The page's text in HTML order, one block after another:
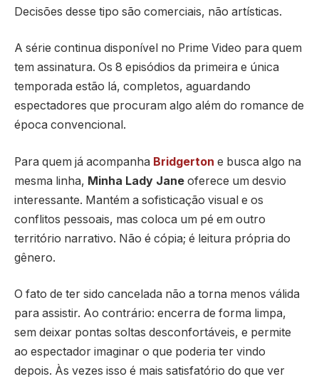
Decisões desse tipo são comerciais, não artísticas.
A série continua disponível no Prime Video para quem
tem assinatura. Os 8 episódios da primeira e única
temporada estão lá, completos, aguardando
espectadores que procuram algo além do romance de
época convencional.
Para quem já acompanha Bridgerton e busca algo na
mesma linha, Minha Lady Jane oferece um desvio
interessante. Mantém a sofisticação visual e os
conflitos pessoais, mas coloca um pé em outro
território narrativo. Não é cópia; é leitura própria do
gênero.
O fato de ter sido cancelada não a torna menos válida
para assistir. Ao contrário: encerra de forma limpa,
sem deixar pontas soltas desconfortáveis, e permite
ao espectador imaginar o que poderia ter vindo
depois. Às vezes isso é mais satisfatório do que ver